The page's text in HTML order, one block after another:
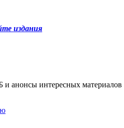
издания
и анонсы интересных